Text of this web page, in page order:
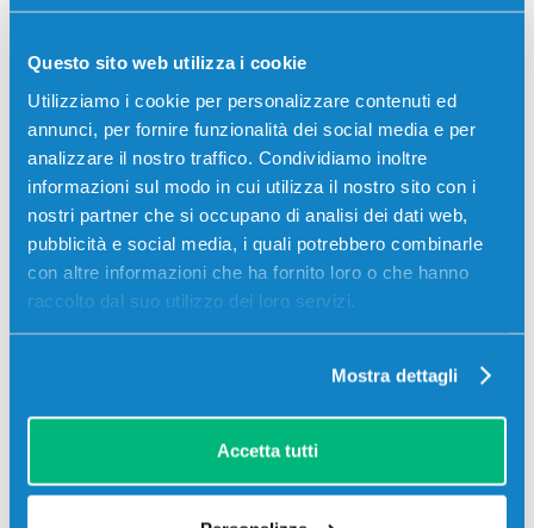
Questo sito web utilizza i cookie
Utilizziamo i cookie per personalizzare contenuti ed
annunci, per fornire funzionalità dei social media e per
analizzare il nostro traffico. Condividiamo inoltre
informazioni sul modo in cui utilizza il nostro sito con i
nostri partner che si occupano di analisi dei dati web,
pubblicità e social media, i quali potrebbero combinarle
con altre informazioni che ha fornito loro o che hanno
raccolto dal suo utilizzo dei loro servizi.
Mostra dettagli
Accetta tutti
Cartuccia originale Epson C13T05H24010 405 XL
Valigia CIANO 1100 pagine per Stampanti: Epson
WORKFORCE PRO WF-3820DWF, Epson WORKFORCE
PRO WF-3825DWF, Epson WORKFORCE PRO WF-
4820DWF, Epson WORKFORCE PRO WF-4825DWF,
Epson WORKFORCE PRO WF-4830DTWF, Epson
WORKFORCE WF-7310DTW, Epson WORKFORCE
WF-7830DTWF, Epson WORKFORCE WF-7835DTWF,
Epson WORKFORCE WF-7840, Epson WORKFORCE